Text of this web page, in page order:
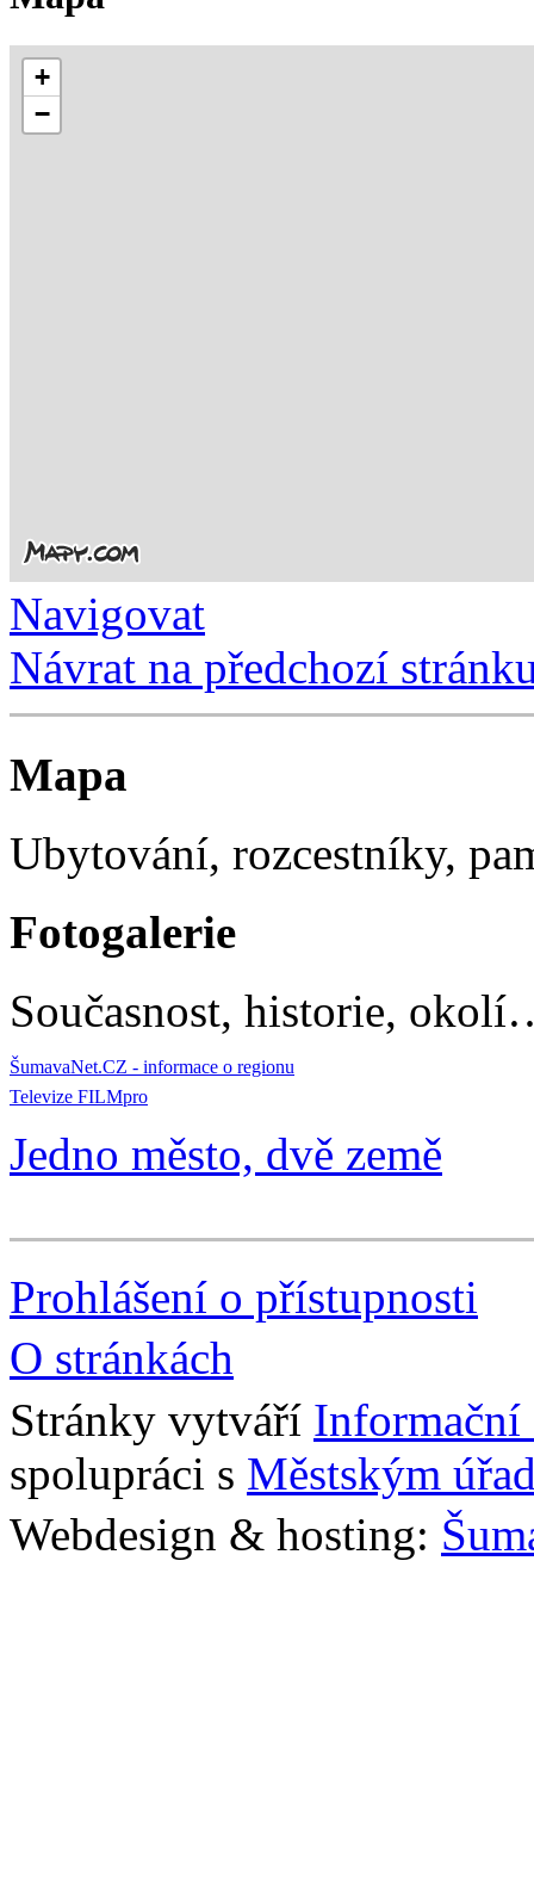
Navigovat
Návrat na předchozí
Mapa
Ubytování, rozcestníky,
Fotogalerie
Současnost, historie,
ŠumavaNet.CZ - informace o regionu
Televize FILMpro
Jedno město, dvě země
Prohlášení o přístupnosti
O stránkách
Stránky vytváří Informační
spolupráci s Městským
Webdesign & hosting: